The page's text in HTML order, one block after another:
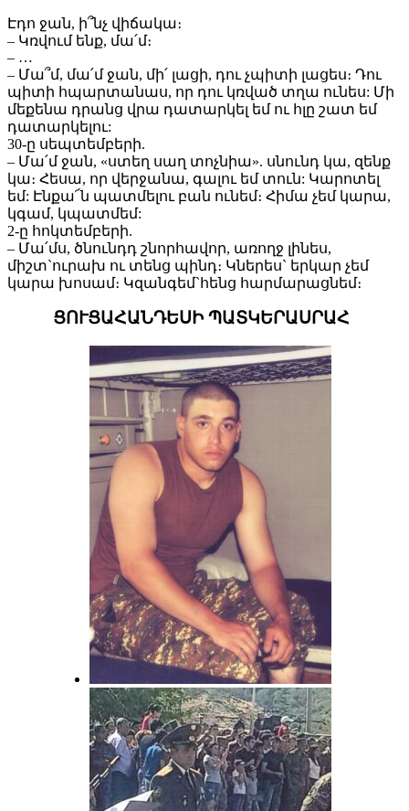
Էդո ջան, ի՞նչ վիճակա։
– Կռվում ենք, մա՛մ։
– …
– Մա՞մ, մա՛մ ջան, մի՛ լացի, դու չպիտի լացես։ Դու
պիտի հպարտանաս, որ դու կռված տղա ունես: Մի
մեքենա դրանց վրա դատարկել եմ ու հլը շատ եմ
դատարկելու:
30-ը սեպտեմբերի.
– Մա՛մ ջան, «ստեղ սաղ տոչնիա». սնունդ կա, զենք
կա։ Հեսա, որ վերջանա, գալու եմ տուն: Կարոտել
եմ: Էնքա՜ն պատմելու բան ունեմ։ Հիմա չեմ կարա,
կգամ, կպատմեմ:
2-ը հոկտեմբերի.
– Մա՛մս, ծնունդդ շնորհավոր, առողջ լինես,
միշտ`ուրախ ու տենց պինդ։ Կներես` երկար չեմ
կարա խոսամ։ Կզանգեմ`հենց հարմարացնեմ։
ՑՈՒՑԱՀԱՆԴԵՍԻ ՊԱՏԿԵՐԱՍՐԱՀ